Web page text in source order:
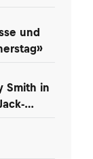
und
Smith in